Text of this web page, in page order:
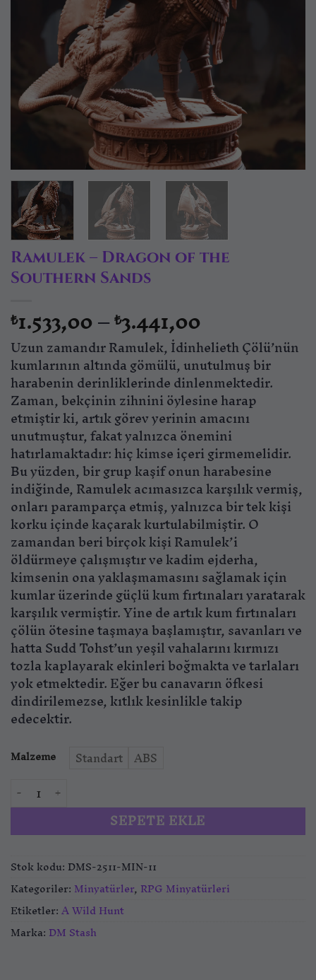
Ramulek – Dragon of the
Southern Sands
₺1.533,00–₺3.441,00Fiyat
aralığı:
₺1.533,00
-
₺3.441,00
Uzun zamandır Ramulek, İdinhelieth Çölü’nün
kumlarının altında gömülü, unutulmuş bir
harabenin derinliklerinde dinlenmektedir.
Zaman, bekçinin zihnini öylesine harap
etmiştir ki, artık görev yerinin amacını
unutmuştur, fakat yalnızca önemini
hatırlamaktadır: hiç kimse içeri girmemelidir.
Bu yüzden, bir grup kaşif onun harabesine
indiğinde, Ramulek acımasızca karşılık vermiş,
onları paramparça etmiş, yalnızca bir tek kişi
korku içinde kaçarak kurtulabilmiştir. O
zamandan beri birçok kişi Ramulek’i
öldürmeye çalışmıştır ve kadim ejderha,
kimsenin ona yaklaşmamasını sağlamak için
kumlar üzerinde güçlü kum fırtınaları yaratarak
karşılık vermiştir. Yine de artık kum fırtınaları
çölün ötesine taşmaya başlamıştır, savanları ve
hatta Sudd Tohst’un yeşil vahalarını kırmızı
tozla kaplayarak ekinleri boğmakta ve tarlaları
yok etmektedir. Eğer bu canavarın öfkesi
dindirilemezse, kıtlık kesinlikle takip
edecektir.
Malzeme Standart ABS
Ramulek – Dragon of the Southern Sands adet
SEPETE EKLE
Stok kodu:DMS-2511-MIN-11
Kategoriler:Minyatürler,RPG Minyatürleri
Etiketler:A Wild Hunt
Marka:DM Stash